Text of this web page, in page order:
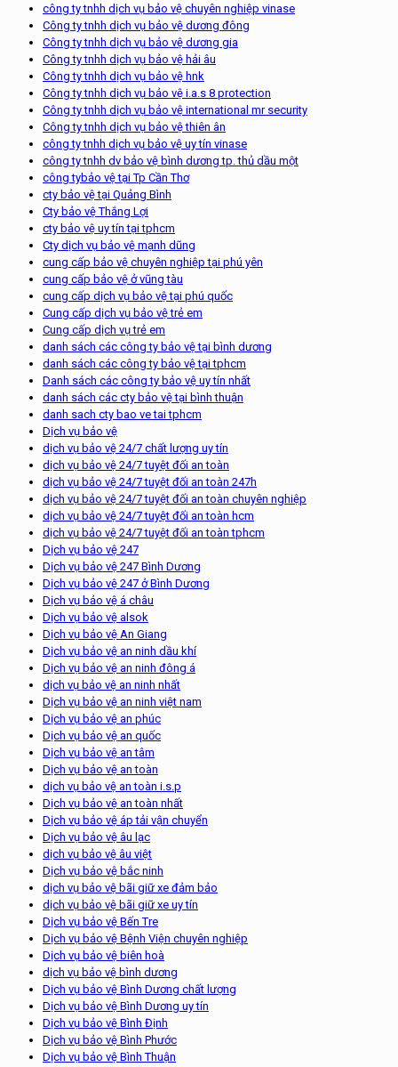
công ty tnhh dịch vụ bảo vệ chuyên nghiệp vinase
Công ty tnhh dịch vụ bảo vệ dương đông
Công ty tnhh dịch vụ bảo vệ dương gia
Công ty tnhh dịch vụ bảo vệ hải âu
Công ty tnhh dịch vụ bảo vệ hnk
Công ty tnhh dịch vụ bảo vệ i.a.s 8 protection
Công ty tnhh dịch vụ bảo vệ international mr security
Công ty tnhh dịch vụ bảo vệ thiên ân
công ty tnhh dịch vụ bảo vệ uy tín vinase
công ty tnhh dv bảo vệ bình dương tp. thủ dầu một
công tybảo vệ tại Tp Cần Thơ
cty bảo vệ tại Quảng Bình
Cty bảo vệ Thắng Lợi
cty bảo vệ uy tín tại tphcm
Cty dịch vụ bảo vệ mạnh dũng
cung cấp bảo vệ chuyên nghiệp tại phú yên
cung cấp bảo vệ ở vũng tàu
cung cấp dịch vụ bảo vệ tại phú quốc
Cung cấp dịch vụ bảo vệ trẻ em
Cung cấp dịch vụ trẻ em
danh sách các công ty bảo vệ tại bình dương
danh sách các công ty bảo vệ tại tphcm
Danh sách các công ty bảo vệ uy tín nhất
danh sách các cty bảo vệ tại bình thuận
danh sach cty bao ve tai tphcm
Dịch vụ bảo vệ
dịch vụ bảo vệ 24/7 chất lượng uy tín
dịch vụ bảo vệ 24/7 tuyệt đối an toàn
dịch vụ bảo vệ 24/7 tuyệt đối an toàn 247h
dịch vụ bảo vệ 24/7 tuyệt đối an toàn chuyên nghiệp
dịch vụ bảo vệ 24/7 tuyệt đối an toàn hcm
dịch vụ bảo vệ 24/7 tuyệt đối an toàn tphcm
Dịch vụ bảo vệ 247
Dịch vụ bảo vệ 247 Bình Dương
Dịch vụ bảo vệ 247 ở Bình Dương
Dịch vụ bảo vệ á châu
Dịch vụ bảo vệ alsok
Dịch vụ bảo vệ An Giang
Dịch vụ bảo vệ an ninh dầu khí
Dịch vụ bảo vệ an ninh đông á
dịch vụ bảo vệ an ninh nhất
Dịch vụ bảo vệ an ninh việt nam
Dịch vụ bảo vệ an phúc
Dịch vụ bảo vệ an quốc
Dịch vụ bảo vệ an tâm
Dịch vụ bảo vệ an toàn
dịch vụ bảo vệ an toàn i.s.p
Dịch vụ bảo vệ an toàn nhất
Dịch vụ bảo vệ áp tải vận chuyển
Dịch vụ bảo vệ âu lạc
dịch vụ bảo vệ âu việt
Dịch vụ bảo vệ bắc ninh
dịch vụ bảo vệ bãi giữ xe đảm bảo
dịch vụ bảo vệ bãi giữ xe uy tín
Dịch vụ bảo vệ Bến Tre
Dịch vụ bảo vệ Bệnh Viện chuyên nghiệp
Dịch vụ bảo vệ biên hoà
dịch vụ bảo vệ bình dương
Dịch vụ bảo vệ Bình Dương chất lượng
Dịch vụ bảo vệ Bình Dương uy tín
Dịch vụ bảo vệ Bình Định
Dịch vụ bảo vệ Bình Phước
Dịch vụ bảo vệ Bình Thuận